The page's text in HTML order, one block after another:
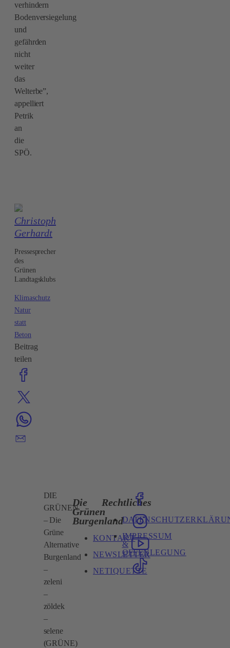
verhindern
Bodenversiegelung
und
gefährden
nicht
weiter
das
Welterbe”,
appelliert
Petrik
an
die
SPÖ.
Christoph
Gerhardt
Pressesprecher
des
Grünen
Landtagsklubs
Klimaschutz
Natur
statt
Beton
Beitrag
teilen
DIE
GRÜNEN
– Die
Grüne
Alternative
Burgenland
–
zeleni
–
zöldek
–
selene
(GRÜNE)
Die
Grünen
Burgenland
KONTAKT
NEWSLETTER
NETIQUETTE
Rechtliches
IMPRESSUM
&
OFFENLEGUNG